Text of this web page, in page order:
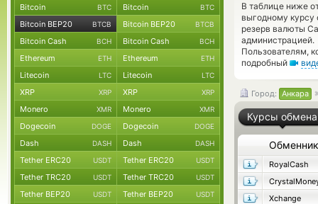
В таблице ниже
выгодному курсу
резерв валюты
администрацией.
Пользователям,
подробный
Город: Анкара
Курсы обмена
Обменник
RoyalCash
Xchange
Bitcoin BTC Bitcoin BTC
Bitcoin BEP20 BTCB Bitcoin BEP20 BTCB
Bitcoin Cash BCH Bitcoin Cash BCH
Ethereum ETH Ethereum ETH
Litecoin LTC Litecoin LTC
XRP XRP XRP XRP
Monero XMR Monero XMR
Dogecoin DOGE Dogecoin DOGE
Dash DASH Dash DASH
Tether ERC20 USDT Tether ERC20 USDT
Tether TRC20 USDT Tether TRC20 USDT
Tether BEP20 USDT Tether BEP20 USDT